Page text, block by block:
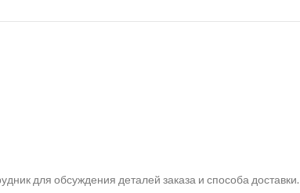
для обсуждения деталей заказа и способа доставки.